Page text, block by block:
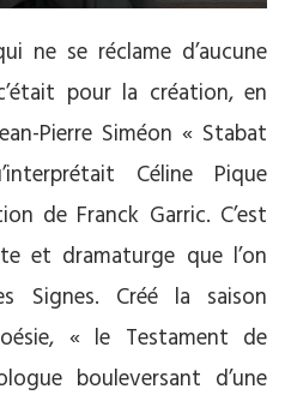
ne se réclame d’aucune
pour la création, en
Pierre Siméon « Stabat
Céline Pique
de Franck Garric. C’est
et dramaturge que l’on
Signes. Créé la saison
« le Testament de
bouleversant d’une